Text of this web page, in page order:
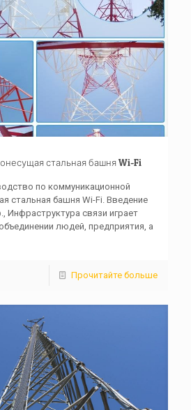
стальная башня Wi-Fi
по коммуникационной
стальная башня Wi-Fi. Введение
Инфраструктура связи играет
людей, предприятия, а
Прочитайте больше